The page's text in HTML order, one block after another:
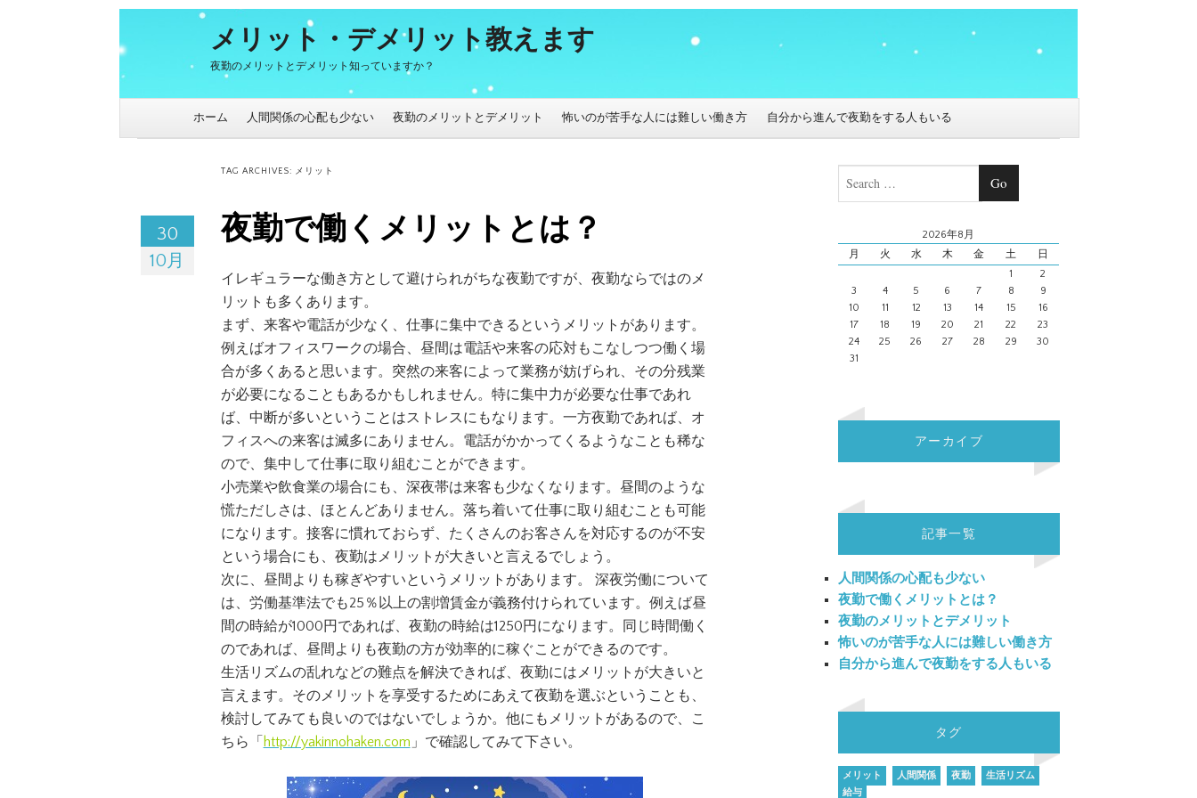
メリット・デメリット教えます
夜勤のメリットとデメリット知っていますか？
ホーム 人間関係の心配も少ない 夜勤のメリットとデメリット 怖いのが苦手な人には難しい働き方 自分から進んで夜勤をする人もいる
TAG ARCHIVES: メリット
30
10月
夜勤で働くメリットとは？
イレギュラーな働き方として避けられがちな夜勤ですが、夜勤ならではのメ
リットも多くあります。
まず、来客や電話が少なく、仕事に集中できるというメリットがあります。
例えばオフィスワークの場合、昼間は電話や来客の応対もこなしつつ働く場
合が多くあると思います。突然の来客によって業務が妨げられ、その分残業
が必要になることもあるかもしれません。特に集中力が必要な仕事であれ
ば、中断が多いということはストレスにもなります。一方夜勤であれば、オ
フィスへの来客は滅多にありません。電話がかかってくるようなことも稀な
ので、集中して仕事に取り組むことができます。
小売業や飲食業の場合にも、深夜帯は来客も少なくなります。昼間のような
慌ただしさは、ほとんどありません。落ち着いて仕事に取り組むことも可能
になります。接客に慣れておらず、たくさんのお客さんを対応するのが不安
という場合にも、夜勤はメリットが大きいと言えるでしょう。
次に、昼間よりも稼ぎやすいというメリットがあります。 深夜労働について
は、労働基準法でも25％以上の割増賃金が義務付けられています。例えば昼
間の時給が1000円であれば、夜勤の時給は1250円になります。同じ時間働く
のであれば、昼間よりも夜勤の方が効率的に稼ぐことができるのです。
生活リズムの乱れなどの難点を解決できれば、夜勤にはメリットが大きいと
言えます。そのメリットを享受するためにあえて夜勤を選ぶということも、
検討してみても良いのではないでしょうか。他にもメリットがあるので、こ
ちら「 http://yakinnohaken.com 」で確認してみて下さい。
Search
2026年8月
月
火 水 木 金 土
日
1
2
3
4 5 6 7 8
9
10
11 12 13 14 15
16
17
18 19 20 21 22
23
24
25 26 27 28 29
30
31
アーカイブ
記事一覧
人間関係の心配も少ない
夜勤で働くメリットとは？
夜勤のメリットとデメリット
怖いのが苦手な人には難しい働き方
自分から進んで夜勤をする人もいる
タグ
メリット 人間関係 夜勤
生活リズム
給与